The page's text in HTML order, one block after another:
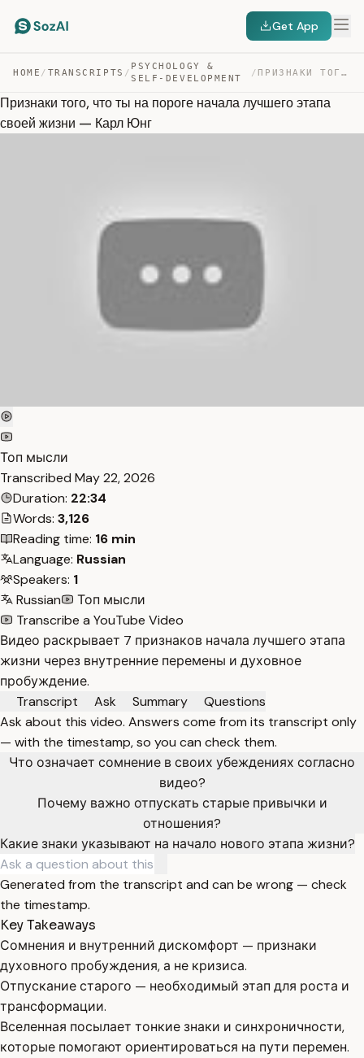
Get App
HOME / TRANSCRIPTS /
PSYCHOLOGY &
SELF-DEVELOPMENT
/ ПРИЗНАКИ ТОГО, ЧТО ТЫ НА ПОРОГЕ НАЧАЛА ЛУЧШЕГО ЭТАПА СВ… — TRANSCRIPT
Признаки того, что ты на пороге начала лучшего этапа
своей жизни — Карл Юнг
Топ мысли
Transcribed May 22, 2026
Duration: 22:34
Words: 3,126
Reading time: 16 min
Language: Russian
Speakers: 1
Russian
Топ мысли
Transcribe a YouTube Video
Видео раскрывает 7 признаков начала лучшего этапа
жизни через внутренние перемены и духовное
пробуждение.
Transcript
Ask Summary
Questions
Ask about this video. Answers come from its transcript only
— with the timestamp, so you can check them.
Что означает сомнение в своих убеждениях согласно
видео?
Почему важно отпускать старые привычки и
отношения?
Какие знаки указывают на начало нового этапа жизни?
Generated from the transcript and can be wrong — check
the timestamp.
Key Takeaways
Сомнения и внутренний дискомфорт — признаки
духовного пробуждения, а не кризиса.
Отпускание старого — необходимый этап для роста и
трансформации.
Вселенная посылает тонкие знаки и синхроничности,
которые помогают ориентироваться на пути перемен.